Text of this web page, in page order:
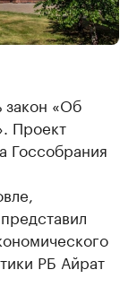
«Об
Проект
Госсобрания
РБ Айрат